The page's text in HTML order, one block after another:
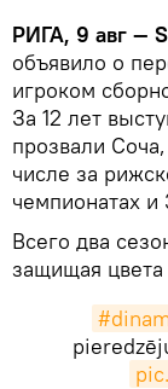
РИГА, 9 авг —
объявило о
игроком
За 12 лет
прозвали
числе за
чемпионатах
Всего два
защищая цвета